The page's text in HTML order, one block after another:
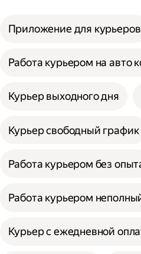
Приложение для курьеров
Работа курьером на авто
Курьер выходного дня
Курьер свободный график
Работа курьером без
Работа курьером
Курьер с ежедневной